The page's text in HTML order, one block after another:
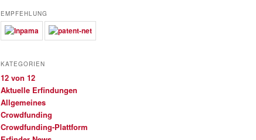
EMPFEHLUNG
KATEGORIEN
12 von 12
Aktuelle Erfindungen
Allgemeines
Crowdfunding
Crowdfunding-Plattform